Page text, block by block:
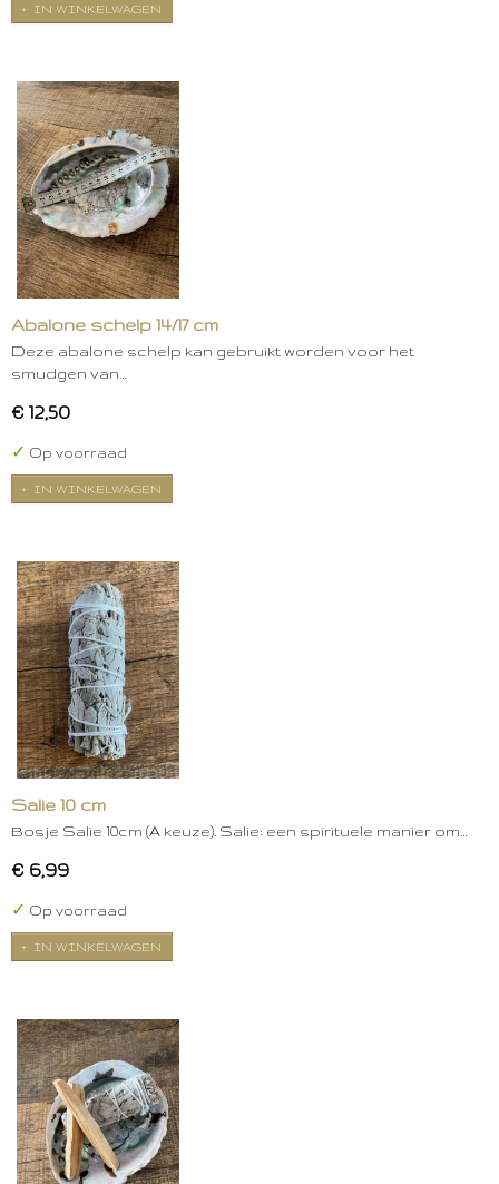
IN WINKELWAGEN
Abalone schelp 14/17 cm
Deze abalone schelp kan gebruikt worden voor het
smudgen van…
€ 12,50
✓ Op voorraad
IN WINKELWAGEN
Salie 10 cm
Bosje Salie 10cm (A keuze). Salie: een spirituele manier om…
€ 6,99
✓ Op voorraad
IN WINKELWAGEN